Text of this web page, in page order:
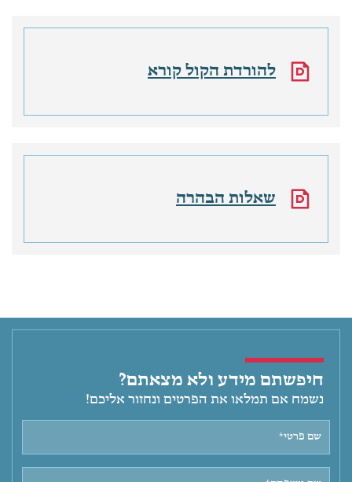
להורדת הקול קורא
שאלות הבהרה
חיפשתם מידע ולא מצאתם?
נשמח אם תמלאו את הפרטים ונחזור אליכם!